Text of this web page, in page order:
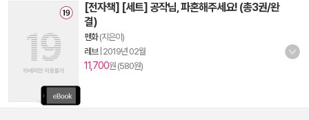
[전자책] [세트] 공작님, 파혼해주세요! (총3권/완
결)
펜화(지은이)
레브| 2019년 02월
11,700원 (580원)